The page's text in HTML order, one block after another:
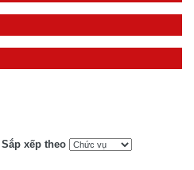
Sắp xếp theo